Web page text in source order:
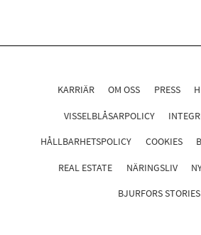
KARRIÄR OM OSS PRESS
VISSELBLÅSARPOLICY
HÅLLBARHETSPOLICY COOKIES
REAL ESTATE NÄRINGSLIV
BJURFORS STORIES